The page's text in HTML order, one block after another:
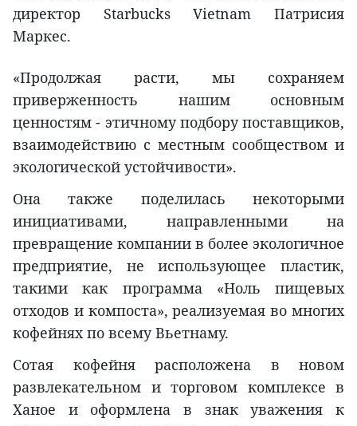
директор Starbucks Vietnam Патрисия
Маркес.
«Продолжая расти, мы сохраняем
приверженность нашим основным
ценностям - этичному подбору поставщиков,
взаимодействию с местным сообществом и
экологической устойчивости».
Она также поделилась некоторыми
инициативами, направленными на
превращение компании в более экологичное
предприятие, не использующее пластик,
такими как программа «Ноль пищевых
отходов и компоста», реализуемая во многих
кофейнях по всему Вьетнаму.
Сотая кофейня расположена в новом
развлекательном и торговом комплексе в
Ханое и оформлена в знак уважения к